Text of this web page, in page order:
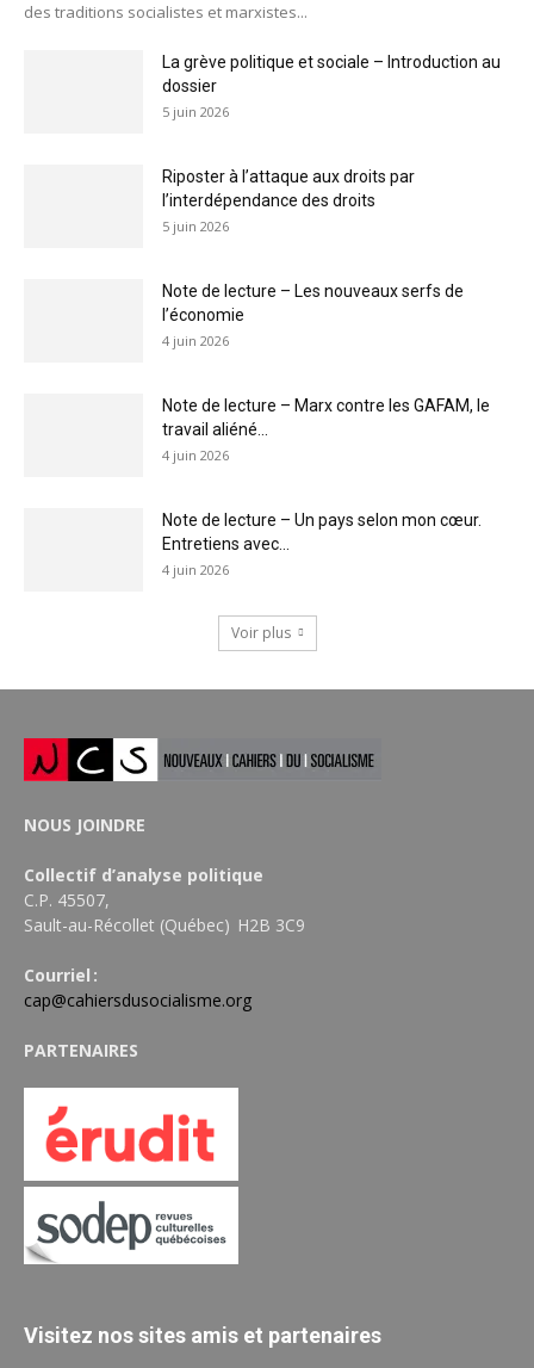
des traditions socialistes et marxistes...
La grève politique et sociale – Introduction au
dossier
5 juin 2026
Riposter à l’attaque aux droits par
l’interdépendance des droits
5 juin 2026
Note de lecture – Les nouveaux serfs de
l’économie
4 juin 2026
Note de lecture – Marx contre les GAFAM, le
travail aliéné...
4 juin 2026
Note de lecture – Un pays selon mon cœur.
Entretiens avec...
4 juin 2026
Voir plus
NOUS JOINDRE
Collectif d’analyse politique
C.P. 45507,
Sault-au-Récollet (Québec) H2B 3C9
Courriel :
cap@cahiersdusocialisme.org
PARTENAIRES
Visitez nos sites amis et partenaires